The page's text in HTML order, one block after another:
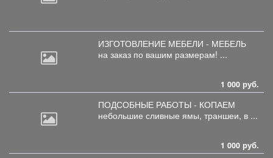
ИЗГОТОВЛЕНИЕ МЕБЕЛИ - МЕБЕЛЬ
на заказ по вашим размерам! ...
1 000 руб.
ПОДСОБНЫЕ РАБОТЫ - КОПАЕМ
небольшие сливные ямы, траншеи, в ...
1 000 руб.